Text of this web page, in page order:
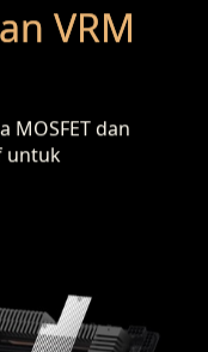
VRM
dan
untuk